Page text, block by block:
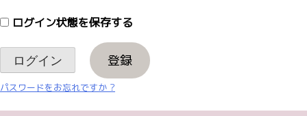
ログイン状態を保存する
登録
パスワードをお忘れですか ?